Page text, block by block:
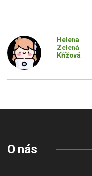
Helena
Zelená
Křížová
O nás